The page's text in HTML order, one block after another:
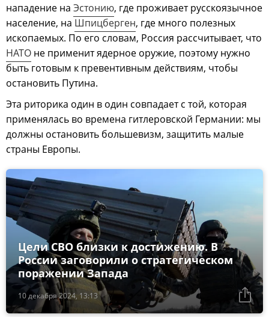
нападение на Эстонию, где проживает русскоязычное
население, на Шпицберген, где много полезных
ископаемых. По его словам, Россия рассчитывает, что
НАТО не применит ядерное оружие, поэтому нужно
быть готовым к превентивным действиям, чтобы
остановить Путина.
Эта риторика один в один совпадает с той, которая
применялась во времена гитлеровской Германии: мы
должны остановить большевизм, защитить малые
страны Европы.
10 декабря 2024, 13:13
Цели СВО близки к достижению. В
России заговорили о стратегическом
поражении Запада